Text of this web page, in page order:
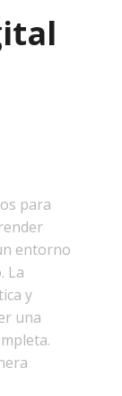
para
entorno
La
y
una